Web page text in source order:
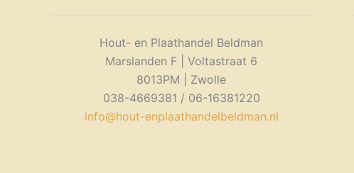
Hout- en Plaathandel Beldman
Marslanden F | Voltastraat 6
8013PM | Zwolle
038-4669381 / 06-16381220
info@hout-enplaathandelbeldman.nl